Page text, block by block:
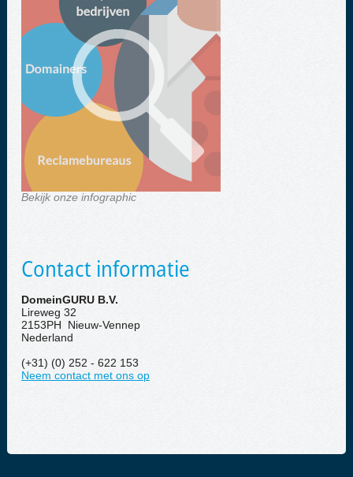
Bekijk onze infographic
Contact informatie
DomeinGURU B.V.
Lireweg 32
2153PH Nieuw-Vennep
Nederland
(+31) (0) 252 - 622 153
Neem contact met ons op